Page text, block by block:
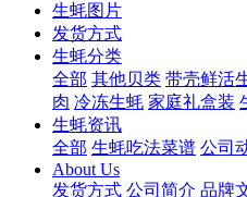
生蚝图片
发货方式
生蚝分类
全部 其他贝类 带壳鲜活
肉 冷冻生蚝 家庭礼盒装
生蚝资讯
全部 生蚝吃法菜谱 公司
About Us
发货方式 公司简介 品牌